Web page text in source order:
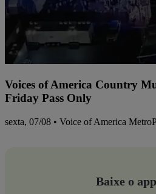
Voices of America Country
Friday Pass Only
sexta, 07/08 • Voice of America
Baixe o